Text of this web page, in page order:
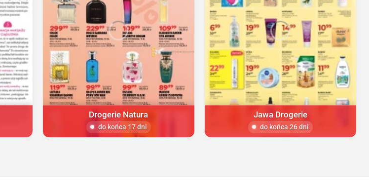
Drogerie Natura
do końca 17 dni
Jawa Drogerie
do końca 26 dni